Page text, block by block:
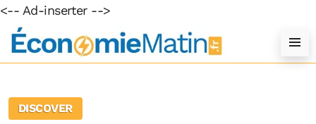
<-- Ad-inserter -->
DISCOVER